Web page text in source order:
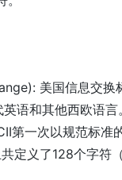
美国信息交换
语和其他西欧语言
第一次以规范标准
定义了128个字符